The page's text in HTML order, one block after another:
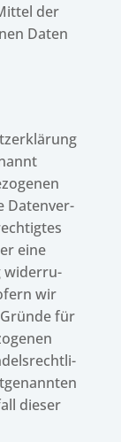
der
Daten
Daten­ver­
eine
wider­ru­
wir
für
dieser